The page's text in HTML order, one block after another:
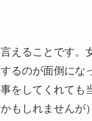
えることです。
るのが面倒にな
をしてくれても
もしれませんが